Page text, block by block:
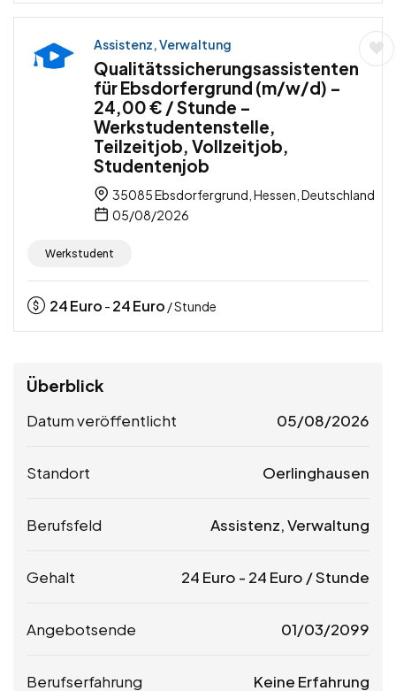
Assistenz, Verwaltung
Qualitätssicherungsassistenten
für Ebsdorfergrund (m/w/d) –
24,00 € / Stunde –
Werkstudentenstelle,
Teilzeitjob, Vollzeitjob,
Studentenjob
35085 Ebsdorfergrund, Hessen, Deutschland
05/08/2026
Werkstudent
24Euro - 24Euro / Stunde
Überblick
Datum veröffentlicht 05/08/2026
Standort Oerlinghausen
Berufsfeld Assistenz, Verwaltung
Gehalt 24 Euro - 24 Euro / Stunde
Angebotsende 01/03/2099
Berufserfahrung Keine Erfahrung